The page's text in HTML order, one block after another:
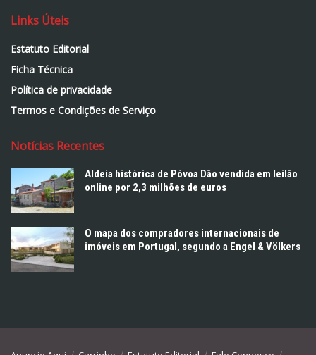
Links Úteis
Estatuto Editorial
Ficha Técnica
Política de privacidade
Termos e Condições de Serviço
Notícias Recentes
Aldeia histórica de Póvoa Dão vendida em leilão
online por 2,3 milhões de euros
O mapa dos compradores internacionais de
imóveis em Portugal, segundo a Engel & Völkers